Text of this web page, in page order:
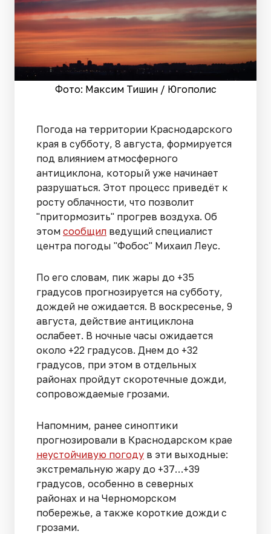
Фото: Максим Тишин / Югополис
Погода на территории Краснодарского
края в субботу, 8 августа, формируется
под влиянием атмосферного
антициклона, который уже начинает
разрушаться. Этот процесс приведёт к
росту облачности, что позволит
"притормозить" прогрев воздуха. Об
этом сообщил ведущий специалист
центра погоды "Фобос" Михаил Леус.
По его словам, пик жары до +35
градусов прогнозируется на субботу,
дождей не ожидается. В воскресенье, 9
августа, действие антициклона
ослабеет. В ночные часы ожидается
около +22 градусов. Днем до +32
градусов, при этом в отдельных
районах пройдут скоротечные дожди,
сопровождаемые грозами.
Напомним, ранее синоптики
прогнозировали в Краснодарском крае
неустойчивую погоду в эти выходные:
экстремальную жару до +37…+39
градусов, особенно в северных
районах и на Черноморском
побережье, а также короткие дожди с
грозами.